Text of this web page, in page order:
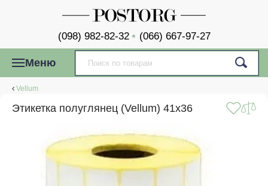
(098) 982-82-32 (066) 667-97-27
Меню
Vellum
Этикетка полуглянец (Vellum) 41x36